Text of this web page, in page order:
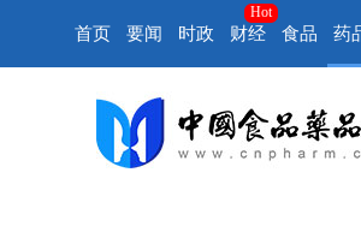
首页 要闻 时政 财经
Hot
食品 药